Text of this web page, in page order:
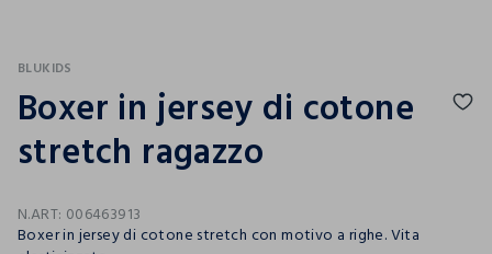
BLUKIDS
Boxer in jersey di cotone
stretch ragazzo
N.ART: 006463913
Boxer in jersey di cotone stretch con motivo a righe. Vita